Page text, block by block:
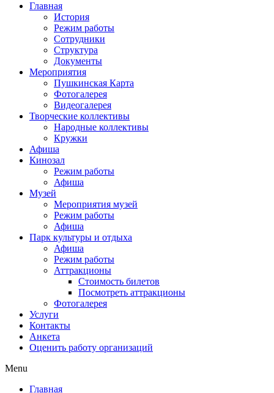
Главная
История
Режим работы
Сотрудники
Структура
Документы
Мероприятия
Пушкинская Карта
Фотогалерея
Видеогалерея
Творческие коллективы
Народные коллективы
Кружки
Афиша
Кинозал
Режим работы
Афиша
Музей
Мероприятия музей
Режим работы
Афиша
Парк культуры и отдыха
Афиша
Режим работы
Аттракционы
Стоимость билетов
Посмотреть аттракционы
Фотогалерея
Услуги
Контакты
Анкета
Оценить работу организаций
Menu
Главная